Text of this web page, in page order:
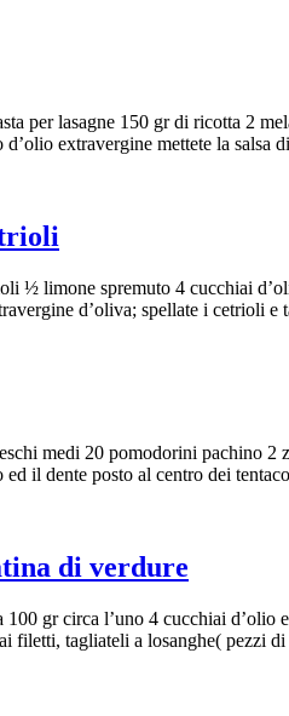
per lasagne 150 gr di ricotta 2
d’olio extravergine mettete la
½ limone spremuto 4 cucchiai
d’oliva; spellate i cetrioli
medi 20 pomodorini pachino
ed il dente posto al centro dei
di verdure
gr circa l’uno 4 cucchiai
filetti, tagliateli a losanghe(